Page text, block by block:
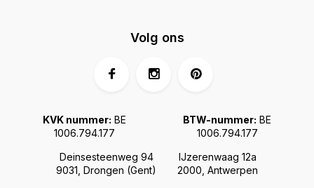
Deinsesteenweg 94
9031, Drongen (Gent)
IJzerenwaag 12a
2000, Antwerpen
KVK nummer: BE
1006.794.177
BTW-nummer: BE
1006.794.177
Volg ons